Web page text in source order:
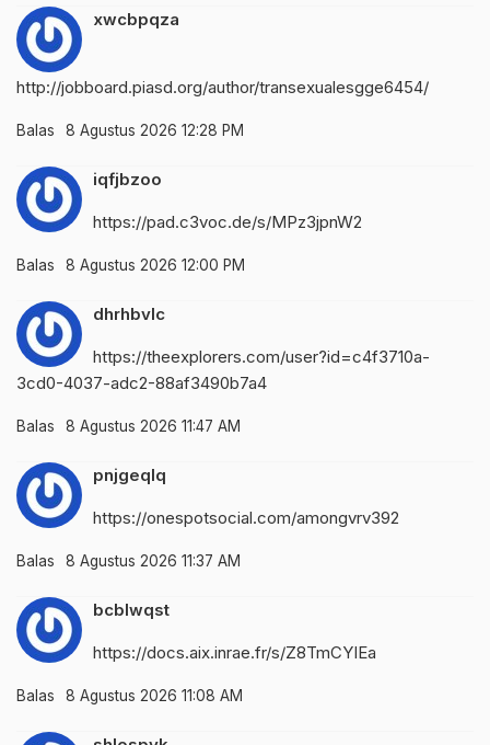
xwcbpqza
http://jobboard.piasd.org/author/transexualesgge6454/
Balas 8 Agustus 2026 12:28 PM
iqfjbzoo
https://pad.c3voc.de/s/MPz3jpnW2
Balas 8 Agustus 2026 12:00 PM
dhrhbvlc
https://theexplorers.com/user?id=c4f3710a-
3cd0-4037-adc2-88af3490b7a4
Balas 8 Agustus 2026 11:47 AM
pnjgeqlq
https://onespotsocial.com/amongvrv392
Balas 8 Agustus 2026 11:37 AM
bcblwqst
https://docs.aix.inrae.fr/s/Z8TmCYIEa
Balas 8 Agustus 2026 11:08 AM